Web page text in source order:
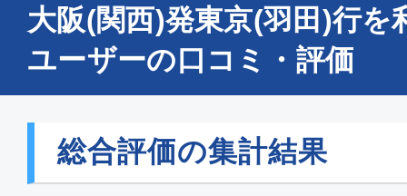
ANA990
大阪(関西)
06:45
東京(
エコノミー
大阪(関西)
東京(
大阪(関西)発東京(羽田)行を
ユーザーの口コミ・評価
総合評価の集計結果